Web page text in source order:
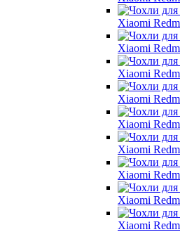
Xiaomi
Xiaomi
Xiaomi
Xiaomi
Xiaomi
Xiaomi
Xiaomi
Xiaomi
Xiaomi